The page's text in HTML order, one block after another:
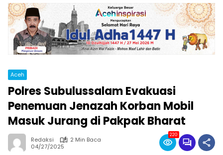
Aceh
Polres Subulussalam Evakuasi
Penemuan Jenazah Korban Mobil
Masuk Jurang di Pakpak Bharat
Redaksi
2 Min Baca
04/27/2025
220